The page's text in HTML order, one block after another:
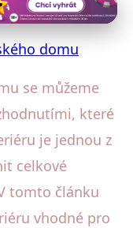
Interiéru
domu
se můžeme
které
je jednou z
celkové
tomto článku
vhodné pro